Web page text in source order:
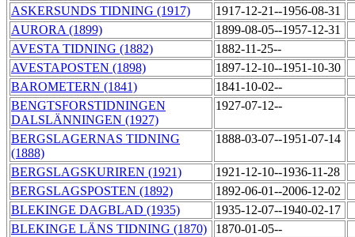
ASKERSUNDS TIDNING (1917)
1917-12-21--1956-08-31
AURORA (1899)
1899-08-05--1957-12-31
AVESTA TIDNING (1882)
1882-11-25--
AVESTAPOSTEN (1898)
1897-12-10--1951-10-30
BAROMETERN (1841)
1841-10-02--
BENGTSFORSTIDNINGEN
DALSLÄNNINGEN (1927)
1927-07-12--
BERGSLAGERNAS TIDNING
(1888)
1888-03-07--1951-07-14
BERGSLAGSKURIREN (1921)
1921-12-10--1936-11-28
BERGSLAGSPOSTEN (1892)
1892-06-01--2006-12-02
BLEKINGE DAGBLAD (1935)
1935-12-07--1940-02-17
BLEKINGE LÄNS TIDNING (1870)
1870-01-05--